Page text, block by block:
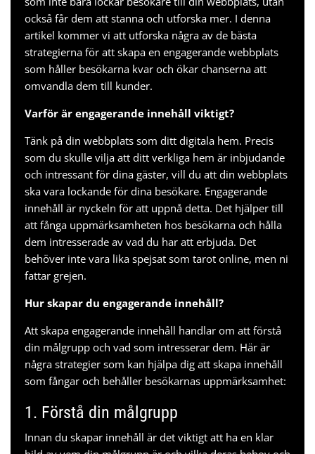
också får dem att stanna och utforska mer. I denna
artikel kommer vi att utforska några av de bästa
strategierna för att skapa en engagerande webbplats
som håller besökarna kvar och ökar chanserna att
omvandla dem till kunder.
Varför är engagerande innehåll viktigt?
Tänk på din webbplats som ditt digitala hem. Precis
som du skulle vilja att ditt verkliga hem är inbjudande
och intressant för dina gäster, vill du att din webbplats
ska vara lockande för dina besökare. Engagerande
innehåll är nyckeln för att uppnå detta. Det hjälper till
att fånga uppmärksamheten hos besökarna och hålla
dem intresserade av vad du har att erbjuda. Det
behöver inte vara lika spejsat som tarot online, men ni
fattar grejen.
Hur skapar du engagerande innehåll?
Att skapa engagerande innehåll handlar om att förstå
din målgrupp och vad som intresserar dem. Här är
några strategier som kan hjälpa dig att skapa innehåll
som fångar och behåller besökarnas uppmärksamhet:
1. Förstå din målgrupp
Innan du skapar innehåll är det viktigt att ha en klar